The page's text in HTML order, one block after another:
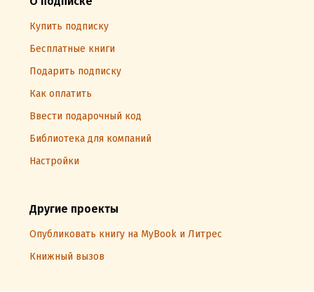
Купить подписку
Бесплатные книги
Подарить подписку
Как оплатить
Ввести подарочный код
Библиотека для компаний
Настройки
Другие проекты
Опубликовать книгу на MyBook и Литрес
Книжный вызов